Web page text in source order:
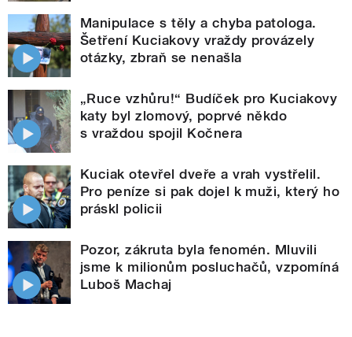
Manipulace s těly a chyba patologa.
Šetření Kuciakovy vraždy provázely
otázky, zbraň se nenašla
„Ruce vzhůru!“ Budíček pro Kuciakovy
katy byl zlomový, poprvé někdo
s vraždou spojil Kočnera
Kuciak otevřel dveře a vrah vystřelil.
Pro peníze si pak dojel k muži, který ho
práskl policii
Pozor, zákruta byla fenomén. Mluvili
jsme k milionům posluchačů, vzpomíná
Luboš Machaj